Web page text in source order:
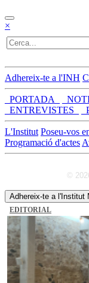
×
Adhereix-te a l'INH
_PORTADA_
_ENTREVISTES_
L'Institut Poseu-vos
Programació d'actes
©
Adhereix-te a l'Institut
EDITORIAL